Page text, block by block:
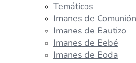
Temáticos
Imanes de Comunión
Imanes de Bautizo
Imanes de Bebé
Imanes de Boda